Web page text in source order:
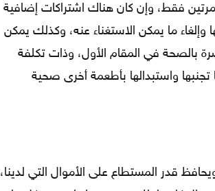
فقط، وإن كان هناك اشتراكات إضافية
ما يمكن الاستغناء عنه، وكذلك يمكن
بالصحة في المقام الأول، وذات تكلفة
تجنبها واستبدالها بأطعمة أخرى صحية
قدر المستطاع على الأموال التي لدينا،